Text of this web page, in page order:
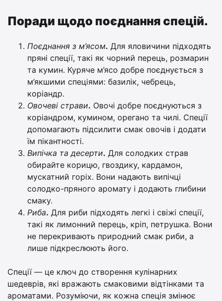
Поради щодо поєднання спецій.
Поєднання з м’ясом. Для яловичини підходять
пряні спеції, такі як чорний перець, розмарин
та кумин. Куряче м’ясо добре поєднується з
м’якшими спеціями: базилік, чебрець,
коріандр.
Овочеві страви. Овочі добре поєднуються з
коріандром, кумином, орегано та чилі. Спеції
допомагають підсилити смак овочів і додати
їм пікантності.
Випічка та десерти. Для солодких страв
обирайте корицю, гвоздику, кардамон,
мускатний горіх. Вони надають випічці
солодко-пряного аромату і додають глибини
смаку.
Риба. Для риби підходять легкі і свіжі спеції,
такі як лимонний перець, кріп, петрушка. Вони
не перекривають природний смак риби, а
лише підкреслюють його.
Спеції — це ключ до створення кулінарних
шедеврів, які вражають смаковими відтінками та
ароматами. Розуміючи, як кожна спеція змінює